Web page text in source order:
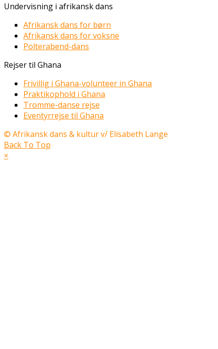
Undervisning i afrikansk dans
Afrikansk dans for børn
Afrikansk dans for voksne
Polterabend-dans
Rejser til Ghana
Frivillig i Ghana-volunteer in Ghana
Praktikophold i Ghana
Tromme-danse rejse
Eventyrrejse til Ghana
© Afrikansk dans & kultur v/ Elisabeth Lange
Back To Top
×